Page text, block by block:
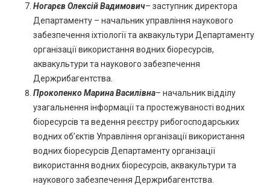
Ногарєв Олексій Вадимович– заступник директора
Департаменту – начальник управління наукового
забезпечення іхтіології та аквакультури Департаменту
організації використання водних біоресурсів,
аквакультури та наукового забезпечення
Держрибагентства.
Прокопенко Марина Василівна– начальник відділу
узагальнення інформації та простежуваності водних
біоресурсів та ведення реєстру рибогосподарських
водних об’єктів Управління організації використання
водних біоресурсів Департаменту організації
використання водних біоресурсів, аквакультури та
наукового забезпечення Держрибагентства.